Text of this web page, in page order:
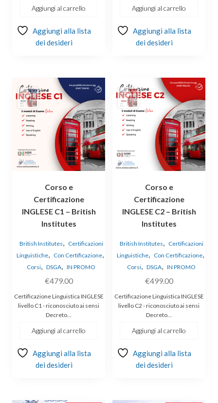
€244.00.
Aggiungi al carrello
Aggiungi alla lista
dei desideri
Aggiungi al carrello
Aggiungi alla lista
dei desideri
Corso e
Certificazione
INGLESE C1 – British
Institutes
British Institutes, Certificazioni
Linguistiche, Con Certificazione,
Corsi, DSGA, IN PROMO
€479.00
Certificazione Linguistica INGLESE
livello C1 - riconosciuto ai sensi
Decreto…
Aggiungi al carrello
Aggiungi alla lista
dei desideri
Corso e
Certificazione
INGLESE C2 – British
Institutes
British Institutes, Certificazioni
Linguistiche, Con Certificazione,
Corsi, DSGA, IN PROMO
€499.00
Certificazione Linguistica INGLESE
livello C2 - riconosciuto ai sensi
Decreto…
Aggiungi al carrello
Aggiungi alla lista
dei desideri